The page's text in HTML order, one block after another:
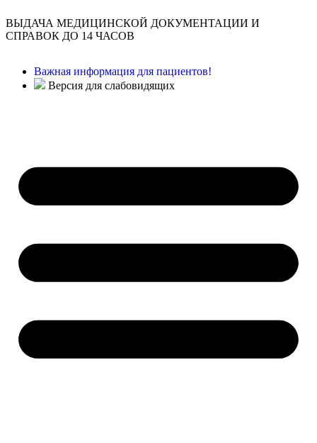
ВЫДАЧА МЕДИЦИНСКОЙ ДОКУМЕНТАЦИИ И
СПРАВОК ДО 14 ЧАСОВ
Важная информация для пациентов!
Версия для слабовидящих